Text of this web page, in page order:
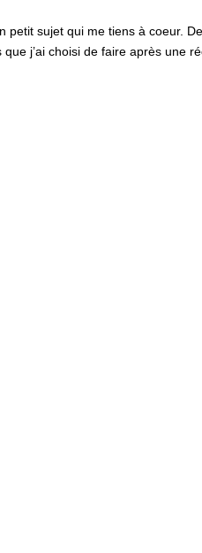
petit sujet qui me tiens à coeur.
j’ai choisi de faire après une